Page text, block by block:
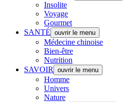
Insolite
Voyage
Gourmet
SANTÉ ouvrir le menu
Médecine chinoise
Bien-être
Nutrition
SAVOIR
ouvrir le menu
Homme
Univers
Nature